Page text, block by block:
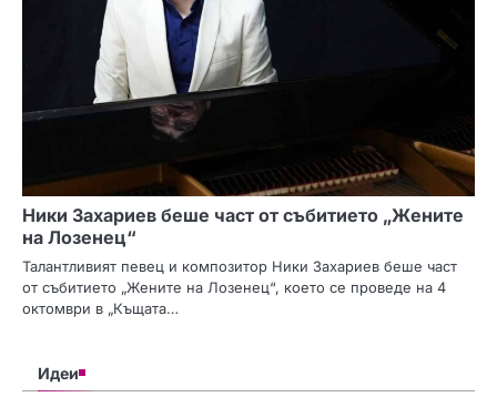
Ники Захариев беше част от събитието „Жените
на Лозенец“
Талантливият певец и композитор Ники Захариев беше част
от събитието „Жените на Лозенец“, което се проведе на 4
октомври в „Къщата…
Идеи